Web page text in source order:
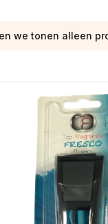
we tonen alleen